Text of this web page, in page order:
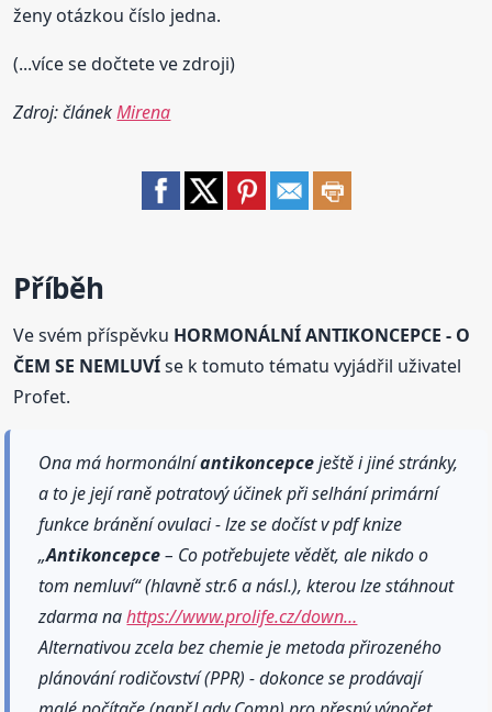
ženy otázkou číslo jedna.
(...více se dočtete ve zdroji)
Zdroj: článekMirena
Příběh
Ve svém příspěvku HORMONÁLNÍ ANTIKONCEPCE - O
ČEM SE NEMLUVÍse k tomuto tématu vyjádřil uživatel
Profet.
Ona má hormonálníantikoncepceještě i jiné stránky,
a to je její raně potratový účinek při selhání primární
funkce bránění ovulaci - lze se dočíst v pdf knize
„Antikoncepce– Co potřebujete vědět, ale nikdo o
tom nemluví“ (hlavně str.6 a násl.), kterou lze stáhnout
zdarma nahttps://www.prolife.cz/down…
Alternativou zcela bez chemie je metoda přirozeného
plánování rodičovství (PPR) - dokonce se prodávají